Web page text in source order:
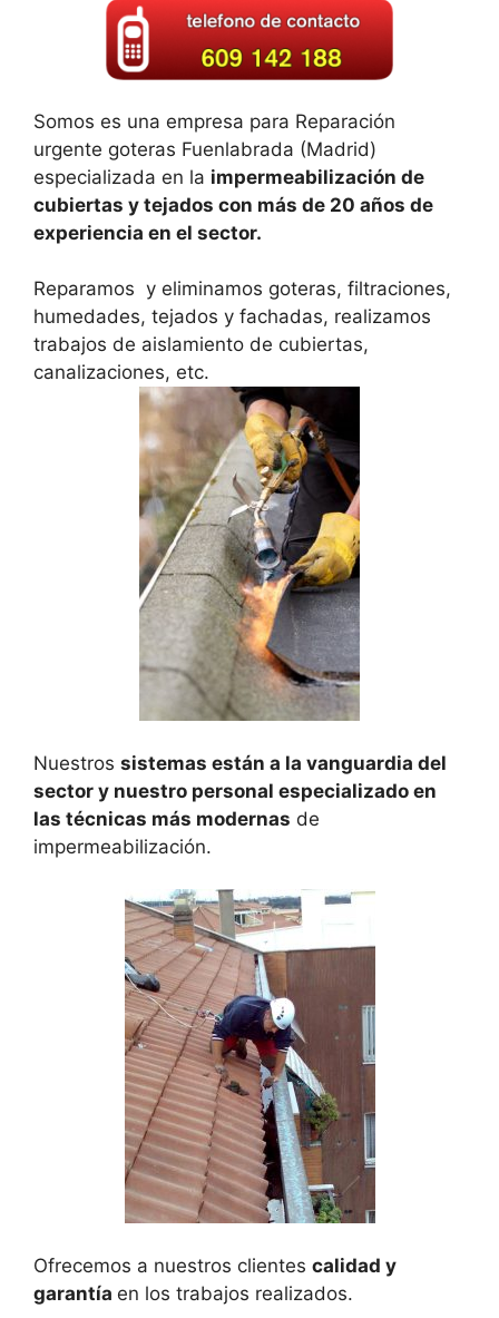
Somos es una empresa para Reparación
urgente goteras Fuenlabrada (Madrid)
especializada en la impermeabilización de
cubiertas y tejados con más de 20 años de
experiencia en el sector.
Reparamos y eliminamos goteras, filtraciones,
humedades, tejados y fachadas, realizamos
trabajos de aislamiento de cubiertas,
canalizaciones, etc.
Nuestros sistemas están a la vanguardia del
sector y nuestro personal especializado en
las técnicas más modernas de
impermeabilización.
Ofrecemos a nuestros clientes calidad y
garantía en los trabajos realizados.